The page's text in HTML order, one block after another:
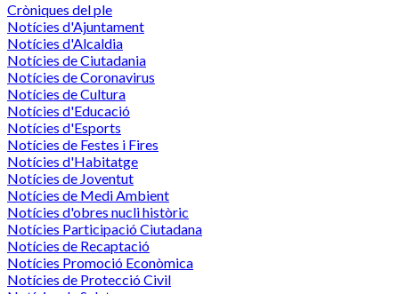
Cròniques del ple
Notícies d'Ajuntament
Notícies d'Alcaldia
Notícies de Ciutadania
Notícies de Coronavirus
Notícies de Cultura
Notícies d'Educació
Notícies d'Esports
Notícies de Festes i Fires
Notícies d'Habitatge
Notícies de Joventut
Notícies de Medi Ambient
Notícies d'obres nucli històric
Notícies Participació Ciutadana
Notícies de Recaptació
Notícies Promoció Econòmica
Notícies de Protecció Civil